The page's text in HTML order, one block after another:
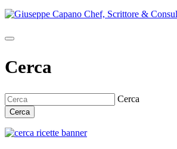
Cerca
Cerca
Cerca